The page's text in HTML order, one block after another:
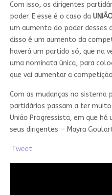
Com isso, os dirigentes
poder. E esse é o caso da
um aumento do poder desses
disso é um aumento da
haverá um partido só, que na
uma nominata única, para
que vai aumentar a
Com as mudanças no sistema
partidários passam a ter muito
União Progressista, em que
seus dirigentes — Mayra
Tweet.